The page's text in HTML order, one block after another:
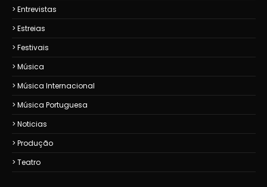
Entrevistas
Estreias
Festivais
Música
Música Internacional
Música Portuguesa
Noticias
Produção
Teatro